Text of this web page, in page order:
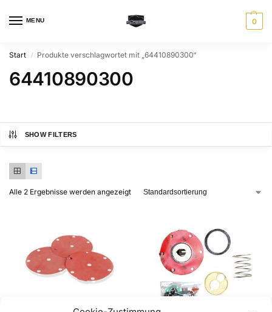
MENU 0
Start / Produkte verschlagwortet mit „64410890300“
64410890300
SHOW FILTERS
Alle 2 Ergebnisse werden angezeigt